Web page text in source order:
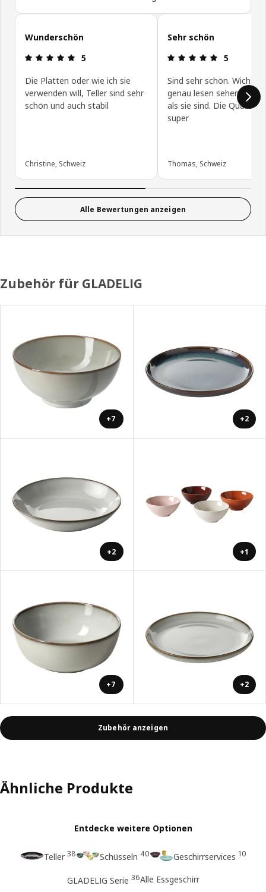
Kundenbewertungen überspringen
Wunderschön
Bewertung: 5 von 5 Sterne
5
Die Platten oder wie ich sie
verwenden will, Teller sind sehr
schön und auch stabil
Christine, Schweiz
Sehr schön
5
Sind sehr schön. Wichtig
genau lesen sehen
als sie sind. Die Qualität
super
Thomas, Schweiz
Alle Bewertungen anzeigen
Zubehör für GLADELIG
+7 +2
+2 +1
+7 +2
Zubehör anzeigen
Ähnliche Produkte
Entdecke weitere Optionen
Teller 38 Schüsseln 40 Geschirrservices 10
GLADELIG Serie 36Alle Essgeschirr